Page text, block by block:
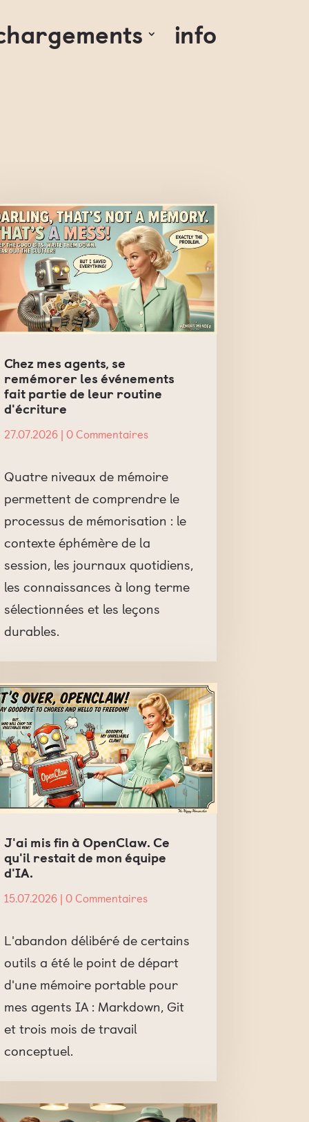
info
Chez mes agents, se
remémorer les événements
fait partie de leur routine
d'écriture
27.07.2026| 0 Commentaires
Quatre niveaux de mémoire
permettent de comprendre le
processus de mémorisation : le
contexte éphémère de la
session, les journaux quotidiens,
les connaissances à long terme
sélectionnées et les leçons
durables.
J'ai mis fin à OpenClaw. Ce
qu'il restait de mon équipe
d'IA.
15.07.2026| 0 Commentaires
L'abandon délibéré de certains
outils a été le point de départ
d'une mémoire portable pour
mes agents IA : Markdown, Git
et trois mois de travail
conceptuel.